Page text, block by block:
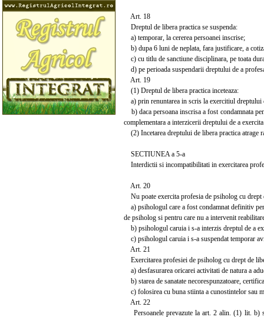
Art. 18
Dreptul de libera practica se suspenda:
a) temporar, la cererea persoanei inscrise;
b) dupa 6 luni de neplata, fara justificare, a
c) cu titlu de sanctiune disciplinara, pe toata
d) pe perioada suspendarii dreptului de a
Art. 19
(1) Dreptul de libera practica inceteaza:
a) prin renuntarea in scris la exercitiul dreptului
b) daca persoana inscrisa a fost condamnata
complementara a interzicerii dreptului de a
(2) Incetarea dreptului de libera practica atrage
SECTIUNEA a 5-a
Interdictii si incompatibilitati in exercitarea
Art. 20
Nu poate exercita profesia de psiholog cu drept
a) psihologul care a fost condamnat definitiv
de psiholog si pentru care nu a intervenit
b) psihologul caruia i s-a interzis dreptul de a
c) psihologul caruia i s-a suspendat temporar
Art. 21
Exercitarea profesiei de psiholog cu drept de
a) desfasurarea oricarei activitati de natura a
b) starea de sanatate necorespunzatoare,
c) folosirea cu buna stiinta a cunostintelor sau
Art. 22
Persoanele prevazute la art. 2 alin. (1) lit. b)